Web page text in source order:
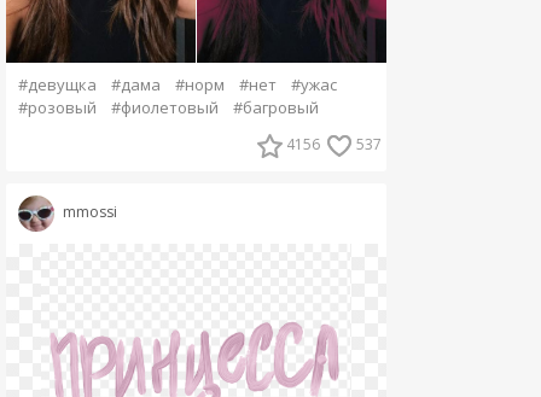
#девущка #дама #норм #нет
#ужас
#розовый
#фиолетовый #багровый
4156 537
mmossi